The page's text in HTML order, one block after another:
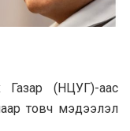
Газар (НЦУГ)-аас
товч мэдээлэл